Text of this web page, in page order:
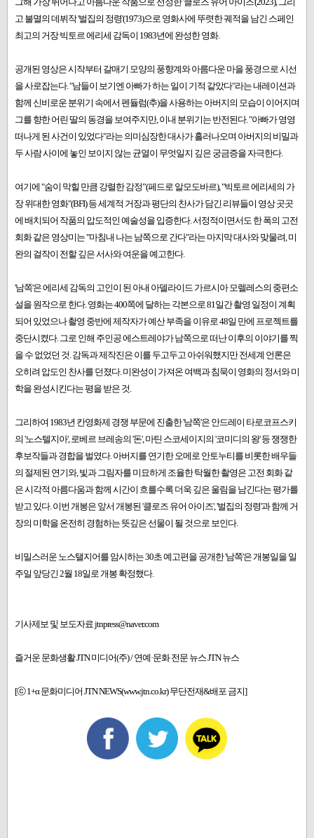
고 불멸의 데뷔작 '벌집의 정령'(1973)으로 영화사에 뚜렷한 궤적을 남긴 스페인
최고의 거장 빅토르 에리세 감독이 1983년에 완성한 영화.
공개된 영상은 시작부터 갈매기 모양의 풍향계와 아름다운 마을 풍경으로 시선
을 사로잡는다. "남들이 보기엔 아빠가 하는 일이 기적 같았다"라는 내레이션과
함께 신비로운 분위기 속에서 펜듈럼(추)을 사용하는 아버지의 모습이 이어지며
그를 향한 어린 딸의 동경을 보여주지만, 이내 분위기는 반전된다. "아빠가 영영
떠나게 된 사건이 있었다"라는 의미심장한 대사가 흘러나오며 아버지의 비밀과
두 사람 사이에 놓인 보이지 않는 균열이 무엇일지 깊은 궁금증을 자극한다.
여기에 "숨이 막힐 만큼 강렬한 감정”(페드로 알모도바르), "빅토르 에리세의 가
장 위대한 영화"(BFI) 등 세계적 거장과 평단의 찬사가 담긴 리뷰들이 영상 곳곳
에 배치되어 작품의 압도적인 예술성을 입증한다. 서정적이면서도 한 폭의 고전
회화 같은 영상미는 "마침내 나는 남쪽으로 간다"라는 마지막 대사와 맞물려, 미
완의 걸작이 전할 깊은 서사와 여운을 예고한다.
'남쪽'은 에리세 감독의 고인이 된 아내 아델라이드 가르시아 모렐레스의 중편소
설을 원작으로 한다. 영화는 400쪽에 달하는 각본으로 81일간 촬영 일정이 계획
되어 있었으나 촬영 중반에 제작자가 예산 부족을 이유로 48일 만에 프로젝트를
중단시켰다. 그로 인해 주인공 에스트레야가 남쪽으로 떠난 이후의 이야기를 찍
을 수 없었던 것. 감독과 제작진은 이를 두고두고 아쉬워했지만 전세계 언론은
오히려 압도인 찬사를 던졌다. 미완성이 가져온 여백과 침묵이 영화의 정서와 미
학을 완성시킨다는 평을 받은 것.
그리하여 1983년 칸영화제 경쟁 부문에 진출한 '남쪽'은 안드레이 타로코프스키
의 '노스텔지아', 로베르 브레송의 '돈', 마틴 스코세이지의 '코미디의 왕' 등 쟁쟁한
후보작들과 경합을 벌였다. 아버지를 연기한 오메로 안토누티를 비롯한 배우들
의 절제된 연기와, 빛과 그림자를 미묘하게 조율한 탁월한 촬영은 고전 회화 같
은 시각적 아름다움과 함께 시간이 흐를수록 더욱 깊은 울림을 남긴다는 평가를
받고 있다. 이번 개봉은 앞서 개봉된 '클로즈 유어 아이즈', '벌집의 정령'과 함께 거
장의 미학을 온전히 경험하는 뜻깊은 선물이 될 것으로 보인다.
비밀스러운 노스탤지어를 암시하는 30초 예고편을 공개한 '남쪽'은 개봉일을 일
주일 앞당긴 2월 18일로 개봉 확정했다.
기사제보 및 보도자료 jtnpress@naver.com
즐거운 문화생활 JTN 미디어(주) / 연예·문화 전문 뉴스 JTN 뉴스
[ⓒ 1+α 문화미디어 JTN NEWS(www.jtn.co.kr) 무단전재&배포 금지]